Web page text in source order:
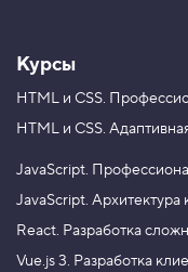
Курсы
HTML и CSS.
HTML и CSS.
JavaScript.
JavaScript. Архитектура
React. Разработка
Vue.js 3. Разработка